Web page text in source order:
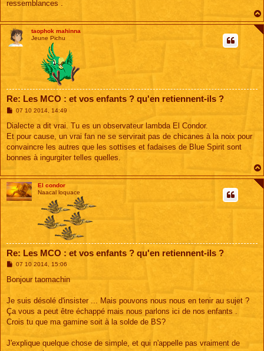
ressemblances .
taophok mahinna
Jeune Pichu
Re: Les MCO : et vos enfants ? qu'en retiennent-ils ?
M
s
a
g
07 10 2014, 14:49
Dialecte a dit vrai. Tu es un observateur lambda El Condor.
Et pour cause, un vrai fan ne se servirait pas de chicanes à la noix pour
convaincre les autres que les sottises et fadaises de Blue Spirit sont
bonnes à ingurgiter telles quelles.
El condor
Naacal loquace
Re: Les MCO : et vos enfants ? qu'en retiennent-ils ?
M
s
g
07 10 2014, 15:06
Bonjour taomachin
Je suis désolé d'insister ... Mais pouvons nous nous en tenir au sujet ?
Ça vous a peut être échappé mais nous parlons ici de nos enfants .
Crois tu que ma gamine soit à la solde de BS?
J'explique quelque chose de simple, et qui n'appelle pas vraiment de